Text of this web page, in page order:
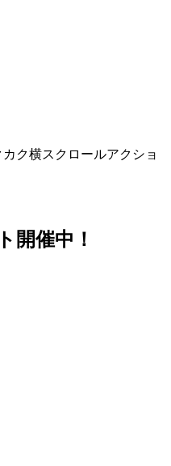
ク横スクロールアクショ
開催中！